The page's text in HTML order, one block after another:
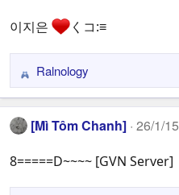
이지은 くコ:≡
R
e
a
c
i
Ralnology
[Mì Tôm Chanh] 26/1/15
8=====D~~~~ [GVN Server]